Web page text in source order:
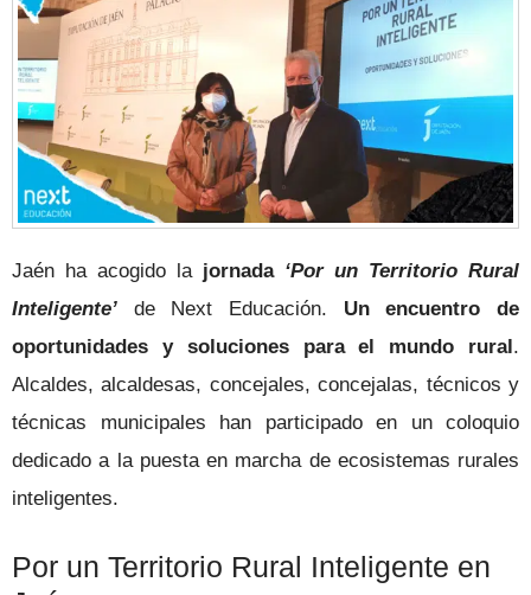
Jaén ha acogido lajornada ‘Por un Territorio Rural
Inteligente’
de Next Educación. Un encuentro de
oportunidades y soluciones para el mundo rural .
Alcaldes, alcaldesas, concejales, concejalas, técnicos y
técnicas municipales han participado en un coloquio
dedicado a la puesta en marcha de ecosistemas rurales
inteligentes.
Por un Territorio Rural Inteligente en